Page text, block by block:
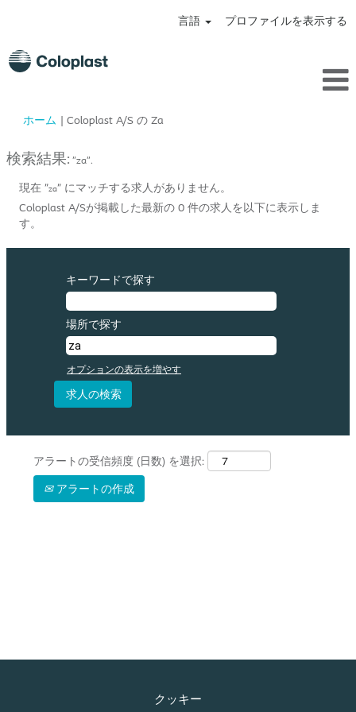
言語 プロファイルを表示する
ホーム | Coloplast A/S の Za
ー
ジ)
検索結果: "za".
現在 "za" にマッチする求人がありません。
Coloplast A/Sが掲載した最新の 0 件の求人を以下に表示しま
す。
キーワードで探す
場所で探す
オプションの表示を増やす
アラートの受信頻度 (日数) を選択:
アラートの作成
クッキー